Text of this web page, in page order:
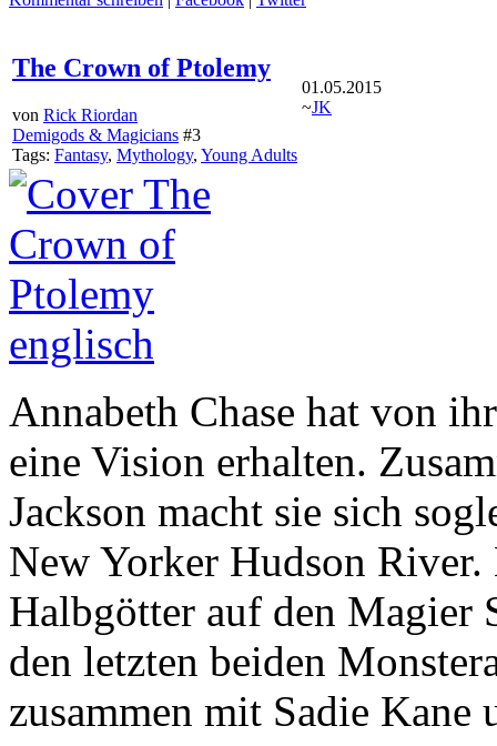
The Crown of Ptolemy
von Rick Riordan
Demigods & Magicians #3
Tags: Fantasy, Mythology, Young Adults
01.05.2015
~JK
Annabeth Chase hat von
eine Vision erhalten.
Jackson macht sie sich
New Yorker Hudson
Halbgötter auf den Magier
den letzten beiden
zusammen mit Sadie Kane